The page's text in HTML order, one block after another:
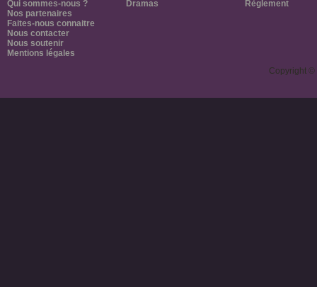
Qui sommes-nous ?
Nos partenaires
Faites-nous connaitre
Nous contacter
Nous soutenir
Mentions légales
Dramas Règlement
Copyright ©